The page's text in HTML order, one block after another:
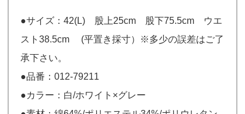
●サイズ：42(L) 股上25cm 股下75.5cm ウエ
スト38.5cm (平置き採寸）※多少の誤差はご了
承下さい。
●品番：012-79211
●カラー：白/ホワイト×グレー